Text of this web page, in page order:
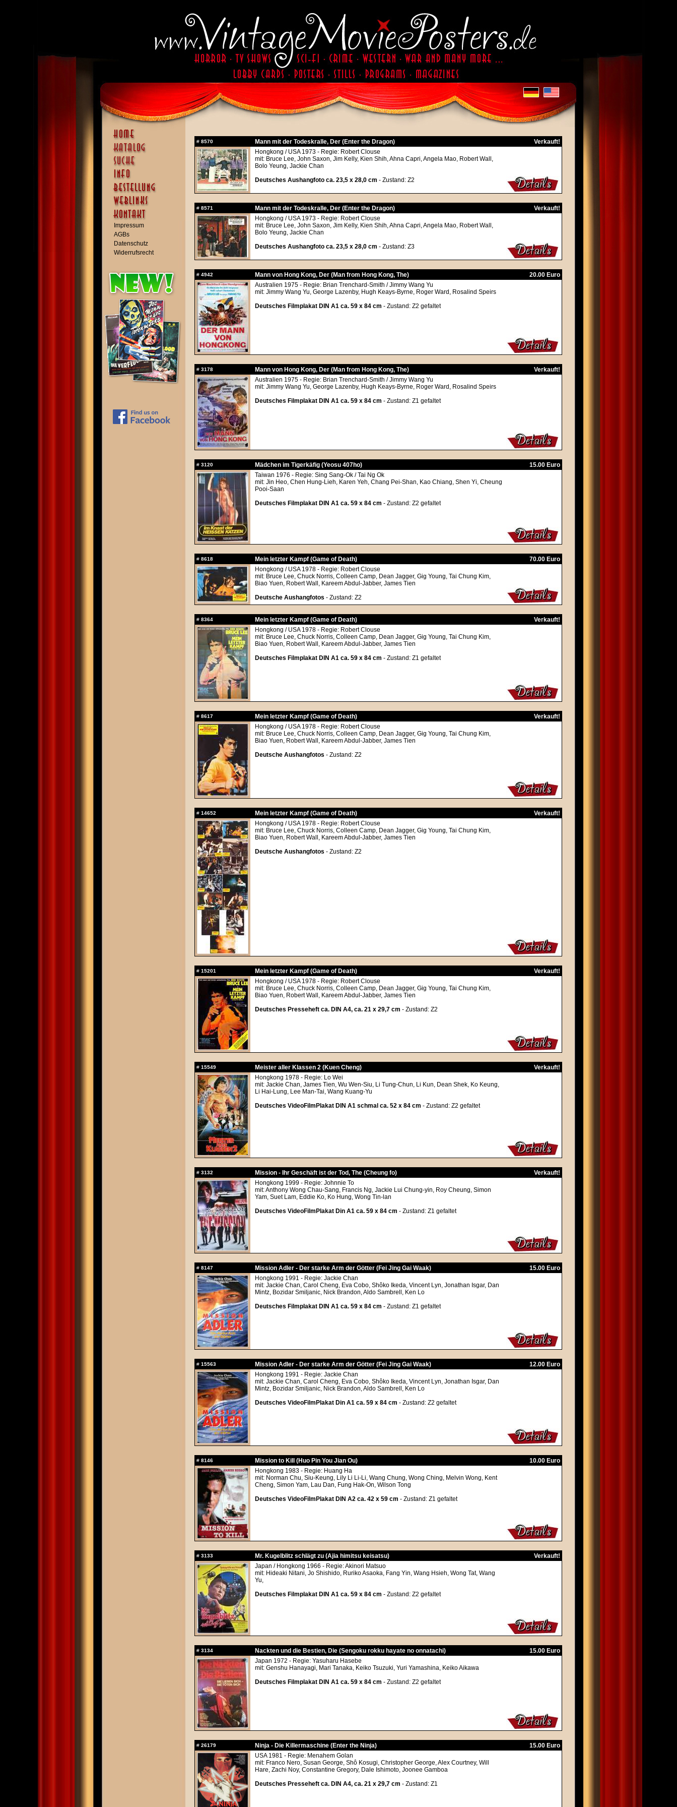
Impressum
AGBs
Datenschutz
Widerrufsrecht
# 8570 Mann mit der Todeskralle, Der (Enter the Dragon)
Verkauft!
Hongkong / USA 1973 - Regie: Robert Clouse
mit: Bruce Lee, John Saxon, Jim Kelly, Kien Shih, Ahna Capri, Angela Mao, Robert Wall,
Bolo Yeung, Jackie Chan
Deutsches Aushangfoto ca. 23,5 x 28,0 cm - Zustand: Z2
# 8571 Mann mit der Todeskralle, Der (Enter the Dragon)
Verkauft!
Hongkong / USA 1973 - Regie: Robert Clouse
mit: Bruce Lee, John Saxon, Jim Kelly, Kien Shih, Ahna Capri, Angela Mao, Robert Wall,
Bolo Yeung, Jackie Chan
Deutsches Aushangfoto ca. 23,5 x 28,0 cm - Zustand: Z3
# 4942 Mann von Hong Kong, Der (Man from Hong Kong, The)
20.00 Euro
Australien 1975 - Regie: Brian Trenchard-Smith / Jimmy Wang Yu
mit: Jimmy Wang Yu, George Lazenby, Hugh Keays-Byrne, Roger Ward, Rosalind Speirs
Deutsches Filmplakat DIN A1 ca. 59 x 84 cm - Zustand: Z2 gefaltet
# 3178 Mann von Hong Kong, Der (Man from Hong Kong, The)
Verkauft!
Australien 1975 - Regie: Brian Trenchard-Smith / Jimmy Wang Yu
mit: Jimmy Wang Yu, George Lazenby, Hugh Keays-Byrne, Roger Ward, Rosalind Speirs
Deutsches Filmplakat DIN A1 ca. 59 x 84 cm - Zustand: Z1 gefaltet
# 3120 Mädchen im Tigerkäfig (Yeosu 407ho)
15.00 Euro
Taiwan 1976 - Regie: Sing Sang-Ok / Tai Ng Ok
mit: Jin Heo, Chen Hung-Lieh, Karen Yeh, Chang Pei-Shan, Kao Chiang, Shen Yi, Cheung
Pooi-Saan
Deutsches Filmplakat DIN A1 ca. 59 x 84 cm - Zustand: Z2 gefaltet
# 8618 Mein letzter Kampf (Game of Death)
70.00 Euro
Hongkong / USA 1978 - Regie: Robert Clouse
mit: Bruce Lee, Chuck Norris, Colleen Camp, Dean Jagger, Gig Young, Tai Chung Kim,
Biao Yuen, Robert Wall, Kareem Abdul-Jabber, James Tien
Deutsche Aushangfotos - Zustand: Z2
# 8364 Mein letzter Kampf (Game of Death)
Verkauft!
Hongkong / USA 1978 - Regie: Robert Clouse
mit: Bruce Lee, Chuck Norris, Colleen Camp, Dean Jagger, Gig Young, Tai Chung Kim,
Biao Yuen, Robert Wall, Kareem Abdul-Jabber, James Tien
Deutsches Filmplakat DIN A1 ca. 59 x 84 cm - Zustand: Z1 gefaltet
# 8617 Mein letzter Kampf (Game of Death)
Verkauft!
Hongkong / USA 1978 - Regie: Robert Clouse
mit: Bruce Lee, Chuck Norris, Colleen Camp, Dean Jagger, Gig Young, Tai Chung Kim,
Biao Yuen, Robert Wall, Kareem Abdul-Jabber, James Tien
Deutsche Aushangfotos - Zustand: Z2
# 14652 Mein letzter Kampf (Game of Death)
Verkauft!
Hongkong / USA 1978 - Regie: Robert Clouse
mit: Bruce Lee, Chuck Norris, Colleen Camp, Dean Jagger, Gig Young, Tai Chung Kim,
Biao Yuen, Robert Wall, Kareem Abdul-Jabber, James Tien
Deutsche Aushangfotos - Zustand: Z2
# 15201 Mein letzter Kampf (Game of Death)
Verkauft!
Hongkong / USA 1978 - Regie: Robert Clouse
mit: Bruce Lee, Chuck Norris, Colleen Camp, Dean Jagger, Gig Young, Tai Chung Kim,
Biao Yuen, Robert Wall, Kareem Abdul-Jabber, James Tien
Deutsches Presseheft ca. DIN A4, ca. 21 x 29,7 cm - Zustand: Z2
# 15549 Meister aller Klassen 2 (Kuen Cheng)
Verkauft!
Hongkong 1978 - Regie: Lo Wei
mit: Jackie Chan, James Tien, Wu Wen-Siu, Li Tung-Chun, Li Kun, Dean Shek, Ko Keung,
Li Hai-Lung, Lee Man-Tai, Wang Kuang-Yu
Deutsches VideoFilmPlakat DIN A1 schmal ca. 52 x 84 cm - Zustand: Z2 gefaltet
# 3132 Mission - Ihr Geschäft ist der Tod, The (Cheung fo)
Verkauft!
Hongkong 1999 - Regie: Johnnie To
mit: Anthony Wong Chau-Sang, Francis Ng, Jackie Lui Chung-yin, Roy Cheung, Simon
Yam, Suet Lam, Eddie Ko, Ko Hung, Wong Tin-lan
Deutsches VideoFilmPlakat Din A1 ca. 59 x 84 cm - Zustand: Z1 gefaltet
# 8147 Mission Adler - Der starke Arm der Götter (Fei Jing Gai Waak)
15.00 Euro
Hongkong 1991 - Regie: Jackie Chan
mit: Jackie Chan, Carol Cheng, Eva Cobo, Shôko Ikeda, Vincent Lyn, Jonathan Isgar, Dan
Mintz, Bozidar Smiljanic, Nick Brandon, Aldo Sambrell, Ken Lo
Deutsches Filmplakat DIN A1 ca. 59 x 84 cm - Zustand: Z1 gefaltet
# 15563 Mission Adler - Der starke Arm der Götter (Fei Jing Gai Waak)
12.00 Euro
Hongkong 1991 - Regie: Jackie Chan
mit: Jackie Chan, Carol Cheng, Eva Cobo, Shôko Ikeda, Vincent Lyn, Jonathan Isgar, Dan
Mintz, Bozidar Smiljanic, Nick Brandon, Aldo Sambrell, Ken Lo
Deutsches VideoFilmPlakat Din A1 ca. 59 x 84 cm - Zustand: Z2 gefaltet
# 8146 Mission to Kill (Huo Pin You Jian Ou)
10.00 Euro
Hongkong 1983 - Regie: Huang Ha
mit: Norman Chu, Siu-Keung, Lily Li Li-Li, Wang Chung, Wong Ching, Melvin Wong, Kent
Cheng, Simon Yam, Lau Dan, Fung Hak-On, Wilson Tong
Deutsches VideoFilmPlakat DIN A2 ca. 42 x 59 cm - Zustand: Z1 gefaltet
# 3133 Mr. Kugelblitz schlägt zu (Ajia himitsu keisatsu)
Verkauft!
Japan / Hongkong 1966 - Regie: Akinori Matsuo
mit: Hideaki Nitani, Jo Shishido, Ruriko Asaoka, Fang Yin, Wang Hsieh, Wong Tat, Wang
Yu,
Deutsches Filmplakat DIN A1 ca. 59 x 84 cm - Zustand: Z2 gefaltet
# 3134 Nackten und die Bestien, Die (Sengoku rokku hayate no onnatachi)
15.00 Euro
Japan 1972 - Regie: Yasuharu Hasebe
mit: Genshu Hanayagi, Mari Tanaka, Keiko Tsuzuki, Yuri Yamashina, Keiko Aikawa
Deutsches Filmplakat DIN A1 ca. 59 x 84 cm - Zustand: Z2 gefaltet
# 26179 Ninja - Die Killermaschine (Enter the Ninja)
15.00 Euro
USA 1981 - Regie: Menahem Golan
mit: Franco Nero, Susan George, Shô Kosugi, Christopher George, Alex Courtney, Will
Hare, Zachi Noy, Constantine Gregory, Dale Ishimoto, Joonee Gamboa
Deutsches Presseheft ca. DIN A4, ca. 21 x 29,7 cm - Zustand: Z1